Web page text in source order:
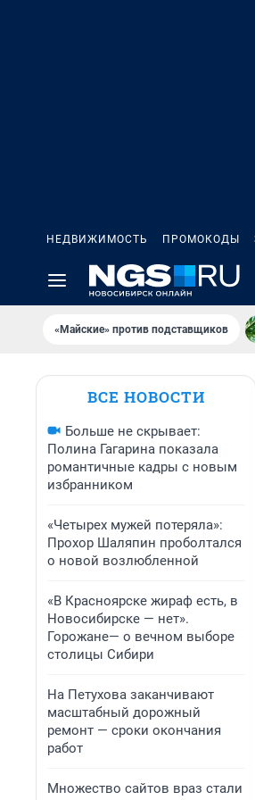
НЕДВИЖИМОСТЬ ПРОМОКОДЫ
«Майские» против подставщиков
ВСЕ НОВОСТИ
Больше не скрывает:
Полина Гагарина показала
романтичные кадры с новым
избранником
«Четырех мужей потеряла»:
Прохор Шаляпин проболтался
о новой возлюбленной
«В Красноярске жираф есть, в
Новосибирске — нет».
Горожане— о вечном выборе
столицы Сибири
На Петухова заканчивают
масштабный дорожный
ремонт — сроки окончания
работ
Множество сайтов враз стали